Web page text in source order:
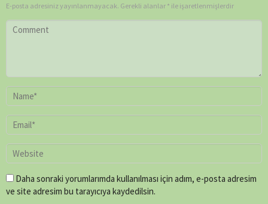
E-posta adresiniz yayınlanmayacak. Gerekli alanlar * ile işaretlenmişlerdir
Daha sonraki yorumlarımda kullanılması için adım, e-posta adresim
ve site adresim bu tarayıcıya kaydedilsin.